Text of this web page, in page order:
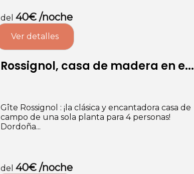
del 40€ /noche
Ver detalles
Rossignol, casa de madera en e...
Gîte Rossignol : ¡la clásica y encantadora casa de
campo de una sola planta para 4 personas!
Dordoña...
del 40€ /noche